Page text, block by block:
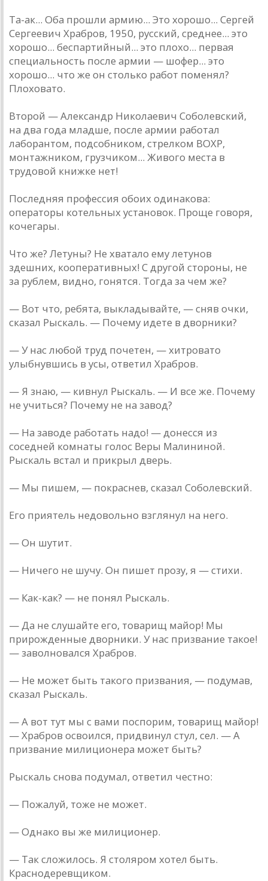
Та-ак... Оба прошли армию... Это хорошо... Сергей
Сергеевич Храбров, 1950, русский, среднее... это
хорошо... беспартийный... это плохо... первая
специальность после армии — шофер... это
хорошо... что же он столько работ поменял?
Плоховато.
Второй — Александр Николаевич Соболевский,
на два года младше, после армии работал
лаборантом, подсобником, стрелком ВОХР,
монтажником, грузчиком... Живого места в
трудовой книжке нет!
Последняя профессия обоих одинакова:
операторы котельных установок. Проще говоря,
кочегары.
Что же? Летуны? Не хватало ему летунов
здешних, кооперативных! С другой стороны, не
за рублем, видно, гонятся. Тогда за чем же?
— Вот что, ребята, выкладывайте, — сняв очки,
сказал Рыскаль. — Почему идете в дворники?
— У нас любой труд почетен, — хитровато
улыбнувшись в усы, ответил Храбров.
— Я знаю, — кивнул Рыскаль. — И все же. Почему
не учиться? Почему не на завод?
— На заводе работать надо! — донесся из
соседней комнаты голос Веры Малининой.
Рыскаль встал и прикрыл дверь.
— Мы пишем, — покраснев, сказал Соболевский.
Его приятель недовольно взглянул на него.
— Он шутит.
— Ничего не шучу. Он пишет прозу, я — стихи.
— Как-как? — не понял Рыскаль.
— Да не слушайте его, товарищ майор! Мы
прирожденные дворники. У нас призвание такое!
— заволновался Храбров.
— Не может быть такого призвания, — подумав,
сказал Рыскаль.
— А вот тут мы с вами поспорим, товарищ майор!
— Храбров освоился, придвинул стул, сел. — А
призвание милиционера может быть?
Рыскаль снова подумал, ответил честно:
— Пожалуй, тоже не может.
— Однако вы же милиционер.
— Так сложилось. Я столяром хотел быть.
Краснодеревщиком.